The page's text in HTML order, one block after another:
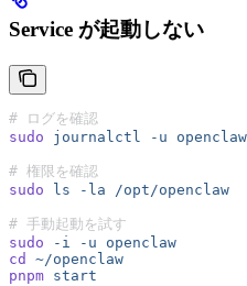
Service が起動しない
# ログを確認
sudo journalctl -u openclaw
# 権限を確認
sudo ls -la /opt/openclaw
# 手動起動を試す
sudo -i -u openclaw
cd
~/openclaw
pnpm start